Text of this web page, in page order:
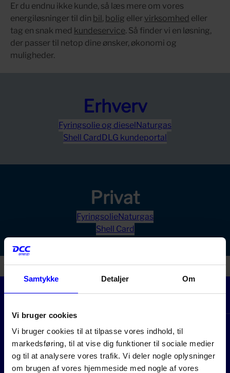
Samtykke Detaljer Om
Vi bruger cookies
Vi bruger cookies til at tilpasse vores indhold, til
markedsføring, til at vise dig funktioner til sociale medier
og til at analysere vores trafik. Vi deler nogle oplysninger
om brugen af vores hjemmeside med nogle af vores
Er du endnu ikke kunde, så læs mere om vores
energiløsninger til din bil, bolig eller virksomhed eller
tag en snak med kundeservice. Så finder vi en løsning,
der passer til netop dine ønsker, økonomi og
muligheder.
Erhverv
Fyringsolie og dieselNaturgas
Shell CardDLG kundeportal
Privat
FyringsolieNaturgas
Shell Card